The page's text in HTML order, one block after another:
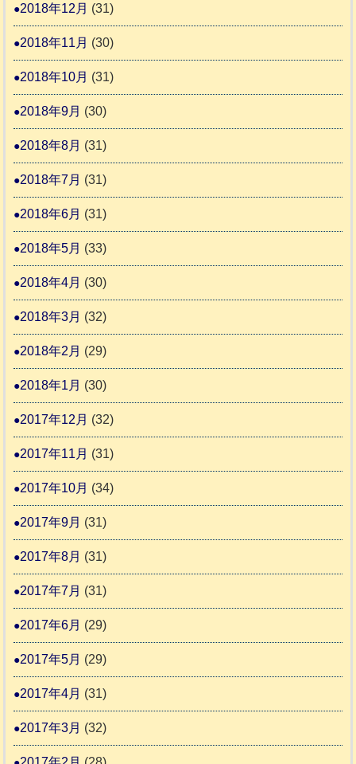
2018年12月 (31)
2018年11月 (30)
2018年10月 (31)
2018年9月 (30)
2018年8月 (31)
2018年7月 (31)
2018年6月 (31)
2018年5月 (33)
2018年4月 (30)
2018年3月 (32)
2018年2月 (29)
2018年1月 (30)
2017年12月 (32)
2017年11月 (31)
2017年10月 (34)
2017年9月 (31)
2017年8月 (31)
2017年7月 (31)
2017年6月 (29)
2017年5月 (29)
2017年4月 (31)
2017年3月 (32)